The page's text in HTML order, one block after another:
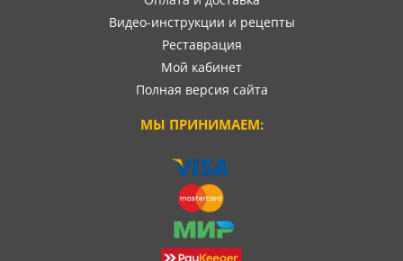
Видео-инструкции и рецепты
Реставрация
Мой кабинет
Полная версия сайта
МЫ ПРИНИМАЕМ: